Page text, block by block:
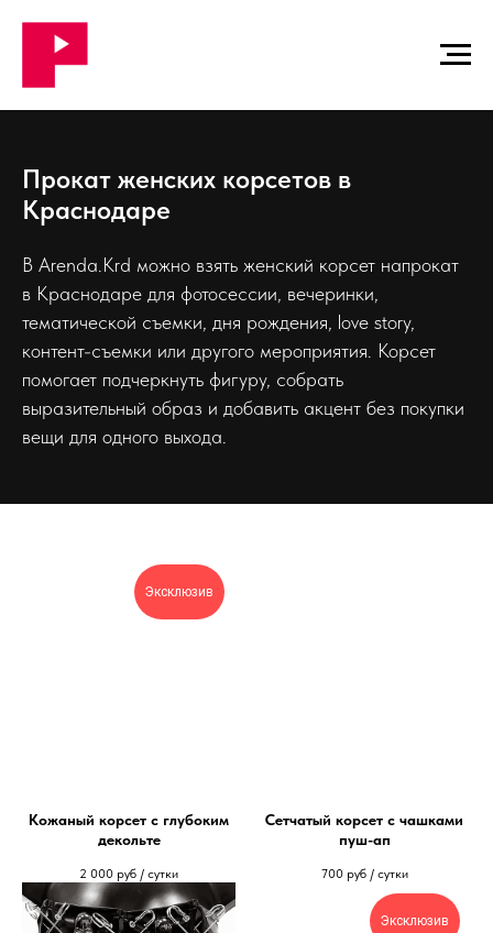
Прокат женских корсетов в
Краснодаре
В Arenda.Krd можно взять женский корсет напрокат
в Краснодаре для фотосессии, вечеринки,
тематической съемки, дня рождения, love story,
контент-съемки или другого мероприятия. Корсет
помогает подчеркнуть фигуру, собрать
выразительный образ и добавить акцент без покупки
вещи для одного выхода.
Эксклюзив
Кожаный корсет с глубоким
декольте
2 000 руб / сутки
Сетчатый корсет с чашками
пуш-ап
700 руб / сутки
Эксклюзив